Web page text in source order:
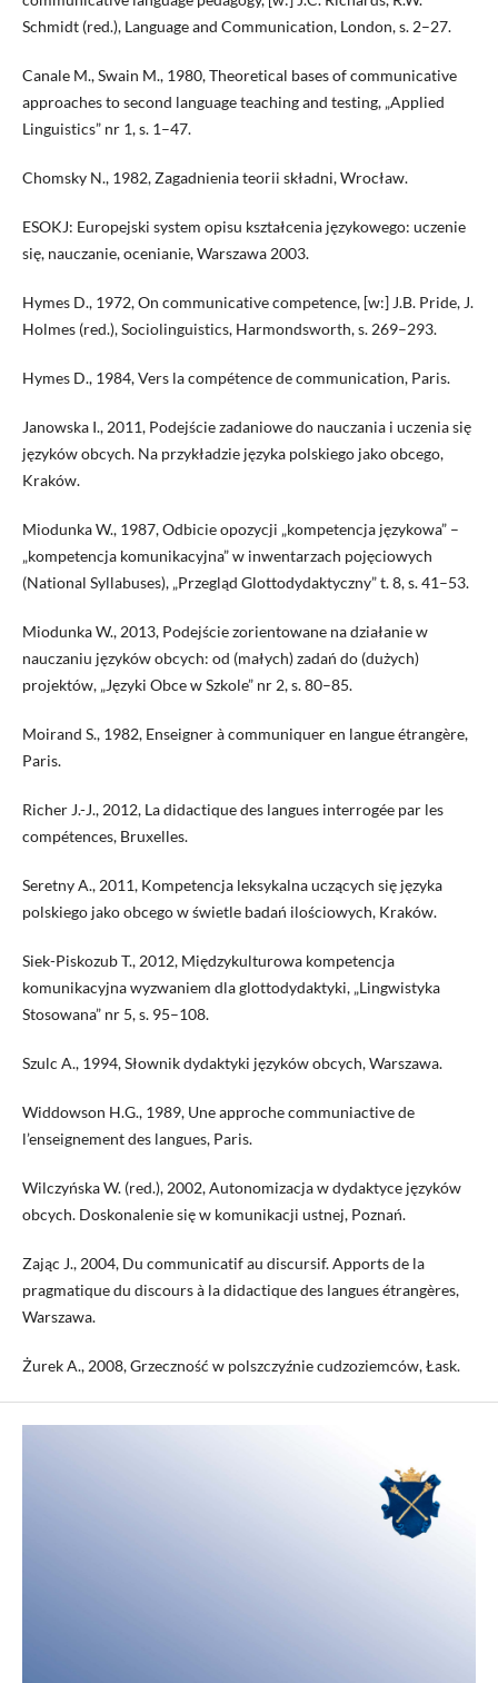
Schmidt (red.), Language and Communication, London, s. 2–27.
Canale M., Swain M., 1980, Theoretical bases of communicative
approaches to second language teaching and testing, „Applied
Linguistics” nr 1, s. 1–47.
Chomsky N., 1982, Zagadnienia teorii składni, Wrocław.
ESOKJ: Europejski system opisu kształcenia językowego: uczenie
się, nauczanie, ocenianie, Warszawa 2003.
Hymes D., 1972, On communicative competence, [w:] J.B. Pride, J.
Holmes (red.), Sociolinguistics, Harmondsworth, s. 269–293.
Hymes D., 1984, Vers la compétence de communication, Paris.
Janowska I., 2011, Podejście zadaniowe do nauczania i uczenia się
języków obcych. Na przykładzie języka polskiego jako obcego,
Kraków.
Miodunka W., 1987, Odbicie opozycji „kompetencja językowa” –
„kompetencja komunikacyjna” w inwentarzach pojęciowych
(National Syllabuses), „Przegląd Glottodydaktyczny” t. 8, s. 41–53.
Miodunka W., 2013, Podejście zorientowane na działanie w
nauczaniu języków obcych: od (małych) zadań do (dużych)
projektów, „Języki Obce w Szkole” nr 2, s. 80–85.
Moirand S., 1982, Enseigner à communiquer en langue étrangère,
Paris.
Richer J.-J., 2012, La didactique des langues interrogée par les
compétences, Bruxelles.
Seretny A., 2011, Kompetencja leksykalna uczących się języka
polskiego jako obcego w świetle badań ilościowych, Kraków.
Siek-Piskozub T., 2012, Międzykulturowa kompetencja
komunikacyjna wyzwaniem dla glottodydaktyki, „Lingwistyka
Stosowana” nr 5, s. 95–108.
Szulc A., 1994, Słownik dydaktyki języków obcych, Warszawa.
Widdowson H.G., 1989, Une approche communiactive de
l’enseignement des langues, Paris.
Wilczyńska W. (red.), 2002, Autonomizacja w dydaktyce języków
obcych. Doskonalenie się w komunikacji ustnej, Poznań.
Zając J., 2004, Du communicatif au discursif. Apports de la
pragmatique du discours à la didactique des langues étrangères,
Warszawa.
Żurek A., 2008, Grzeczność w polszczyźnie cudzoziemców, Łask.